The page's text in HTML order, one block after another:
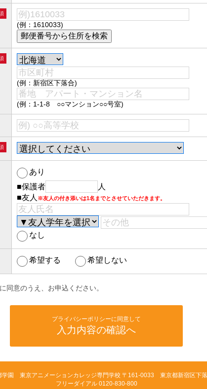
(例：1610033)
(例：新宿区下落合)
(例：1-1-8 ○○マンション○○号室)
あり
■保護者
人
■友人 ※友人の付き添いは1名までとさせていただきます。
なし
希望する 希望しない
同意のうえ、お申込ください。
プライバシーポリシーに同意して
入力内容の確認へ
学園 東京アニメーションカレッジ専門学校 〒161-0033 東京都新宿区下
フリーダイアル 0120-830-800